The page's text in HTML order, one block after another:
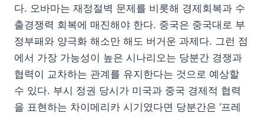
다. 오바마는 재정절벽 문제를 비롯해 경제회복과 수
출경쟁력 회복에 매진해야 한다. 중국은 중국대로 부
정부패와 양극화 해소만 해도 버거운 과제다. 그런 점
에서 가장 가능성이 높은 시나리오는 당분간 경쟁과
협력이 교차하는 관계를 유지한다는 것으로 예상할
수 있다. 부시 정권 당시가 미국과 중국 경제적 협력
을 표현하는 차이메리카 시기였다면 당분간은 ‘프레